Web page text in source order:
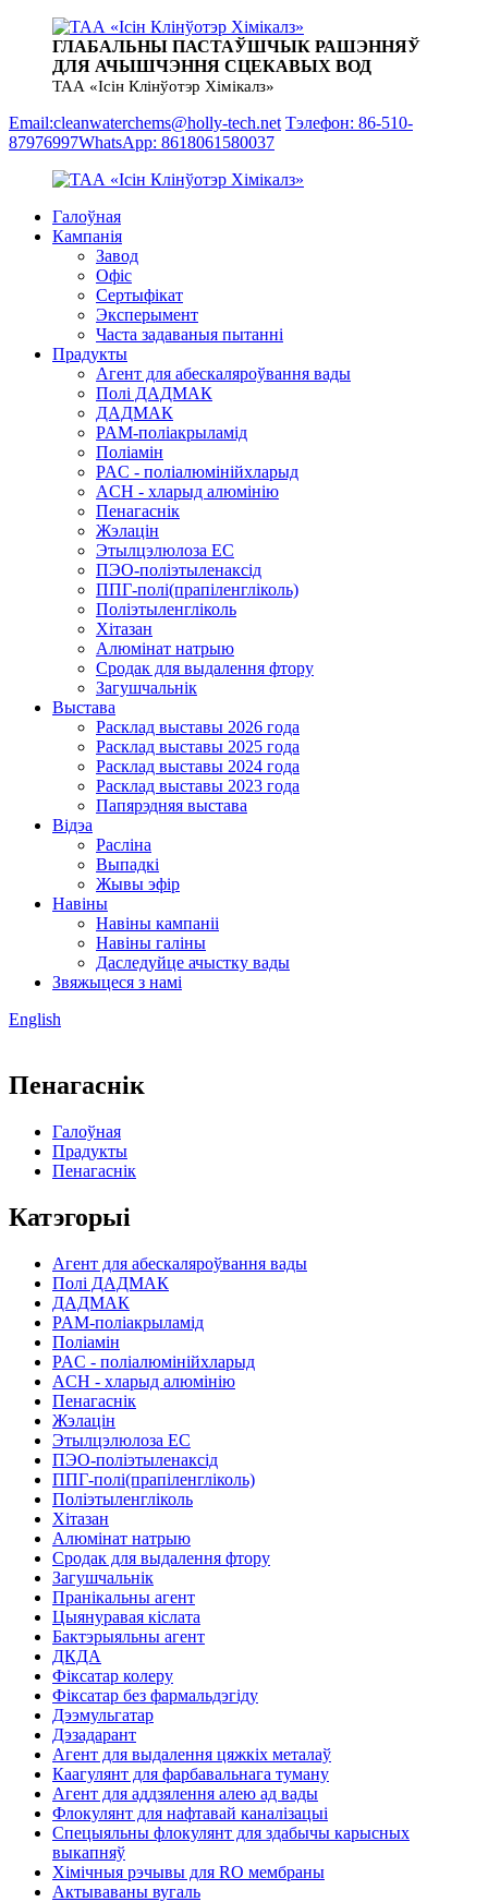
ГЛАБАЛЬНЫ ПАСТАЎШЧЫК РАШЭННЯЎ
ДЛЯ АЧЫШЧЭННЯ СЦЕКАВЫХ ВОД
ТАА «Ісін Клінўотэр Хімікалз»
Email:cleanwaterchems@holly-tech.net Тэлефон: 86-510-
87976997WhatsApp: 8618061580037
Галоўная
Кампанія
Завод
Офіс
Сертыфікат
Эксперымент
Часта задаваныя пытанні
Прадукты
Агент для абескаляроўвання вады
Полі ДАДМАК
ДАДМАК
PAM-поліакрыламід
Поліамін
PAC - поліалюмінійхларыд
ACH - хларыд алюмінію
Пенагаснік
Жэлацін
Этылцэлюлоза EC
ПЭО-поліэтыленаксід
ППГ-полі(прапіленгліколь)
Поліэтыленгліколь
Хітазан
Алюмінат натрыю
Сродак для выдалення фтору
Загушчальнік
Выстава
Расклад выставы 2026 года
Расклад выставы 2025 года
Расклад выставы 2024 года
Расклад выставы 2023 года
Папярэдняя выстава
Відэа
Расліна
Выпадкі
Жывы эфір
Навіны
Навіны кампаніі
Навіны галіны
Даследуйце ачыстку вады
Звяжыцеся з намі
English
Пенагаснік
Галоўная
Прадукты
Пенагаснік
Катэгорыі
Агент для абескаляроўвання вады
Полі ДАДМАК
ДАДМАК
PAM-поліакрыламід
Поліамін
PAC - поліалюмінійхларыд
ACH - хларыд алюмінію
Пенагаснік
Жэлацін
Этылцэлюлоза EC
ПЭО-поліэтыленаксід
ППГ-полі(прапіленгліколь)
Поліэтыленгліколь
Хітазан
Алюмінат натрыю
Сродак для выдалення фтору
Загушчальнік
Пранікальны агент
Цыянуравая кіслата
Бактэрыяльны агент
ДКДА
Фіксатар колеру
Фіксатар без фармальдэгіду
Дээмульгатар
Дэзадарант
Агент для выдалення цяжкіх металаў
Каагулянт для фарбавальнага туману
Агент для аддзялення алею ад вады
Флокулянт для нафтавай каналізацыі
Спецыяльны флокулянт для здабычы карысных
выкапняў
Хімічныя рэчывы для RO мембраны
Актываваны вугаль